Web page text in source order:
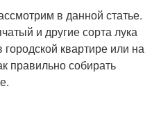
в данной статье.
и другие сорта лука
квартире или на
правильно собирать